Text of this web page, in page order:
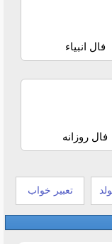
فال انبیاء
فال روزانه
تعبیر خواب